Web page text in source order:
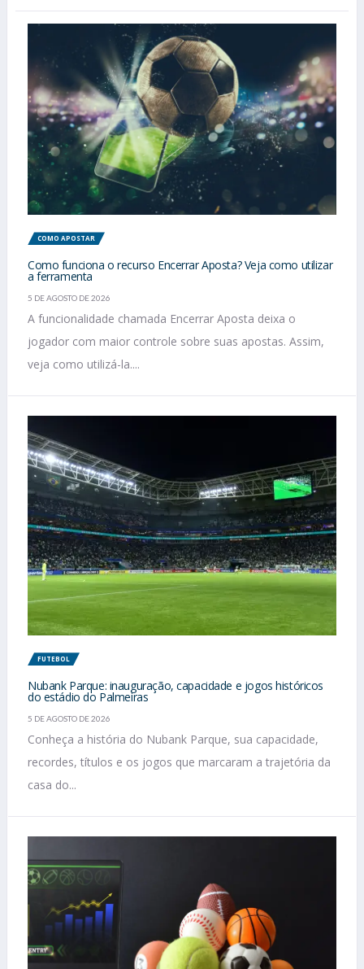
COMO APOSTAR
Como funciona o recurso Encerrar Aposta? Veja como utilizar
a ferramenta
5 DE AGOSTO DE 2026
A funcionalidade chamada Encerrar Aposta deixa o
jogador com maior controle sobre suas apostas. Assim,
veja como utilizá-la....
FUTEBOL
Nubank Parque: inauguração, capacidade e jogos históricos
do estádio do Palmeiras
5 DE AGOSTO DE 2026
Conheça a história do Nubank Parque, sua capacidade,
recordes, títulos e os jogos que marcaram a trajetória da
casa do...